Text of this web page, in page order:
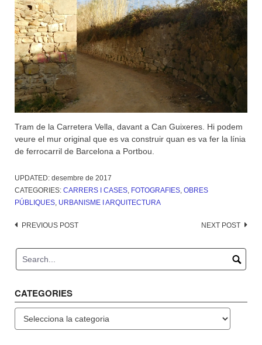
Tram de la Carretera Vella, davant a Can Guixeres. Hi podem
veure el mur original que es va construir quan es va fer la línia
de ferrocarril de Barcelona a Portbou.
UPDATED: desembre de 2017
CATEGORIES: CARRERS I CASES, FOTOGRAFIES, OBRES
PÚBLIQUES, URBANISME I ARQUITECTURA
Post
PREVIOUS POST NEXT POST
CATEGORIES